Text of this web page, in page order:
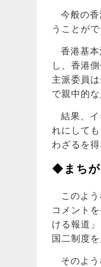
今般の
うことがで
香港基
し、香港
主派委員
で親中的
結果、
れにして
わざるを
◆まちが
このよ
コメント
ける報道
国二制度
そのよ